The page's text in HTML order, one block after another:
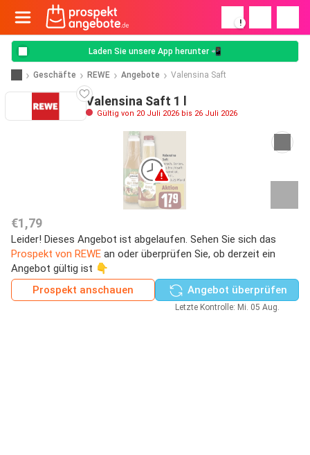
!
Laden Sie unsere App herunter 📲
Geschäfte REWE Angebote Valensina Saft
Valensina Saft 1 l
Gültig von 20 Juli 2026 bis 26 Juli 2026
€1,79
Leider! Dieses Angebot ist abgelaufen. Sehen Sie sich das
Prospekt von REWE an oder überprüfen Sie, ob derzeit ein
Angebot gültig ist 👇
Prospekt anschauen
Angebot überprüfen
Letzte Kontrolle: Mi. 05 Aug.